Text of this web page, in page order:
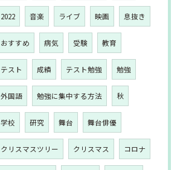
2022 音楽 ライブ 映画 息抜き
おすすめ 病気 受験 教育
テスト 成績 テスト勉強 勉強
外国語 勉強に集中する方法 秋
学校 研究 舞台 舞台俳優
クリスマスツリー クリスマス コロナ